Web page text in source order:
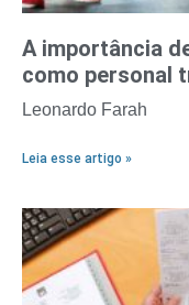
A importância
como personal
Leonardo Farah
Leia esse artigo »